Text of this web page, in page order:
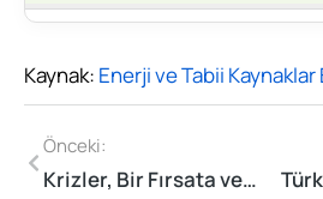
Kaynak: Enerji ve Tabii Kaynaklar
Önceki:
Krizler, Bir Fırsata ve Birtakım Reformlara Yol Açabilir